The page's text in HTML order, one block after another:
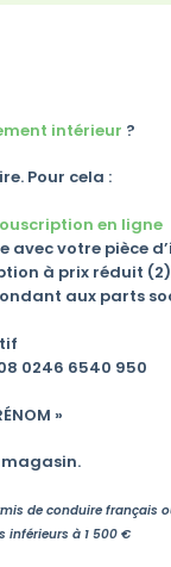
intérieur ?
Pour cela :
en ligne
avec votre pièce
à prix réduit
aux parts
0246 6540 950
»
magasin.
de conduire français
inférieurs à 1 500 €